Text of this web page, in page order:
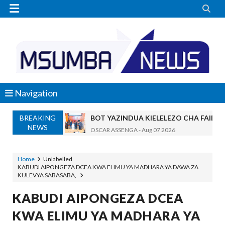
 
Navigation
BREAKING
NEWS
BOT YAZINDUA KIELELEZO CHA
OSCAR ASSENGA-Aug 07 2026
Alex Sonna
WAZIRI NANAUKA AIPONGEZA
WACHIMBAJI WADOGO NAMUNGO
OSCAR ASSENGA- Aug 07 2026
EWURA KANDA YA KATI YATOA WITO
Home
Unlabelled
KABUDI AIPONGEZA DCEA KWA ELIMU YA MADHARA YA DAWA ZA
KULEVYA SABASABA,
KABUDI AIPONGEZA DCEA
KWA ELIMU YA MADHARA YA